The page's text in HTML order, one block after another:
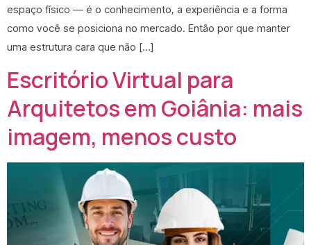
espaço físico — é o conhecimento, a experiência e a forma
como você se posiciona no mercado. Então por que manter
uma estrutura cara que não […]
Escritório Virtual para
Arquitetos em Goiânia: mais
imagem, menos custo